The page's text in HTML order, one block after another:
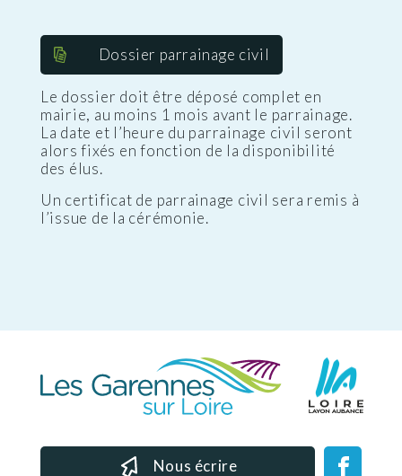
Dossier parrainage civil
Le dossier doit être déposé complet en
mairie, au moins 1 mois avant le parrainage.
La date et l’heure du parrainage civil seront
alors fixés en fonction de la disponibilité
des élus.
Un certificat de parrainage civil sera remis à
l’issue de la cérémonie.
Nous écrire